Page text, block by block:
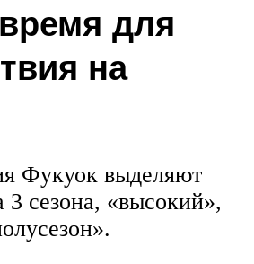
для
на
Фукуок выделяют
сезона, «высокий»,